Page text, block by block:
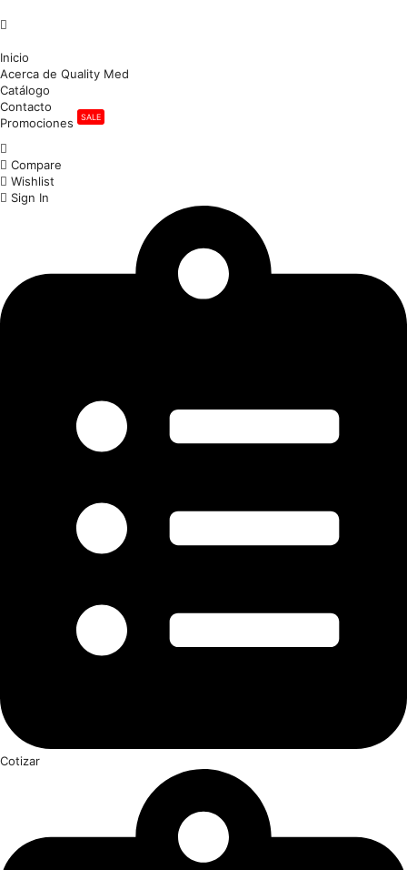
Inicio
Acerca de Quality Med
Catálogo
Contacto
Promociones
SALE
Compare
Wishlist
Sign In
Cotizar